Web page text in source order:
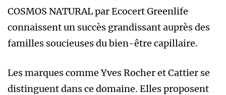
COSMOS NATURAL par Ecocert Greenlife
connaissent un succès grandissant auprès des
familles soucieuses du bien-être capillaire.
Les marques comme Yves Rocher et Cattier se
distinguent dans ce domaine. Elles proposent